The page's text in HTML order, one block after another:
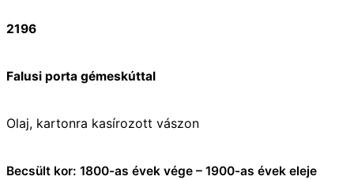
2196
Falusi porta gémeskúttal
Olaj, kartonra kasírozott vászon
Becsült kor: 1800-as évek vége – 1900-as évek eleje